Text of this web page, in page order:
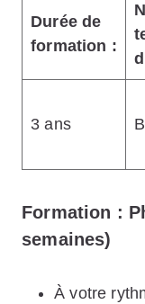
Durée de
formation :
3 ans
Formation :
semaines)
À votre